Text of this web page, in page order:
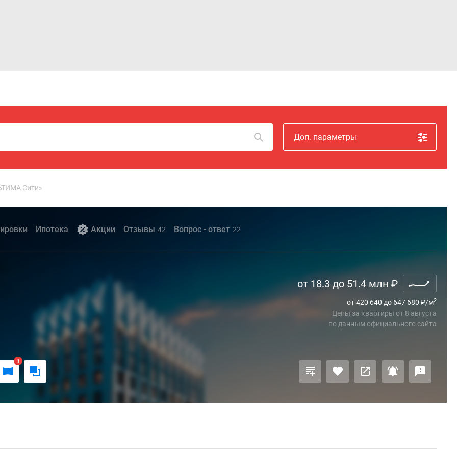
Доп. параметры
Сити»
Ипотека Акции Отзывы 42 Вопрос - ответ 22
от 18.3 до 51.4 млн ₽
от 420 640 до 647 680 ₽/м2
Цены за квартиры от 8 августа
по данным официального сайта
1